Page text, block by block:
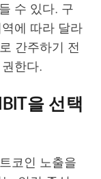
수 있다. 구
에 따라 달라
간주하기 전
한다.
을 선택
코인 노출을